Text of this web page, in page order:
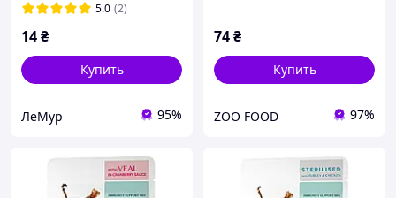
5.0 (2)
14₴
Купить
ЛеМур 95%
74₴
Купить
ZOO FOOD 97%